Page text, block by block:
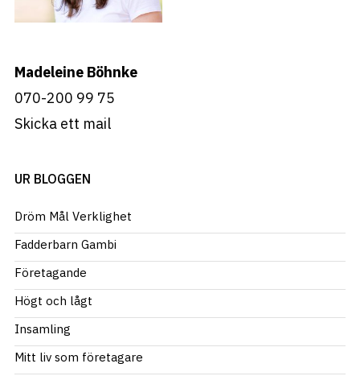
Madeleine Böhnke
070-200 99 75
Skicka ett mail
UR BLOGGEN
Dröm Mål Verklighet
Fadderbarn Gambi
Företagande
Högt och lågt
Insamling
Mitt liv som företagare